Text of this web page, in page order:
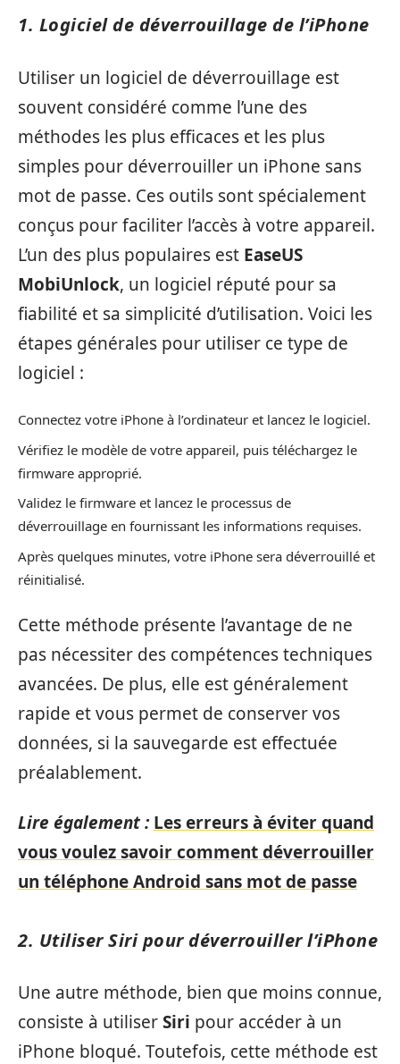
1. Logiciel de déverrouillage de l’iPhone
Utiliser un logiciel de déverrouillage est
souvent considéré comme l’une des
méthodes les plus efficaces et les plus
simples pour déverrouiller un iPhone sans
mot de passe. Ces outils sont spécialement
conçus pour faciliter l’accès à votre appareil.
L’un des plus populaires est EaseUS
MobiUnlock, un logiciel réputé pour sa
fiabilité et sa simplicité d’utilisation. Voici les
étapes générales pour utiliser ce type de
logiciel :
Connectez votre iPhone à l’ordinateur et lancez le logiciel.
Vérifiez le modèle de votre appareil, puis téléchargez le
firmware approprié.
Validez le firmware et lancez le processus de
déverrouillage en fournissant les informations requises.
Après quelques minutes, votre iPhone sera déverrouillé et
réinitialisé.
Cette méthode présente l’avantage de ne
pas nécessiter des compétences techniques
avancées. De plus, elle est généralement
rapide et vous permet de conserver vos
données, si la sauvegarde est effectuée
préalablement.
Lire également : Les erreurs à éviter quand
vous voulez savoir comment déverrouiller
un téléphone Android sans mot de passe
2. Utiliser Siri pour déverrouiller l’iPhone
Une autre méthode, bien que moins connue,
consiste à utiliserSiri pour accéder à un
iPhone bloqué. Toutefois, cette méthode est